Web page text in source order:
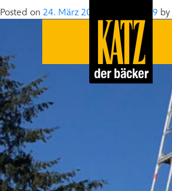
Posted on 24. März 2019 24. März 2019 by